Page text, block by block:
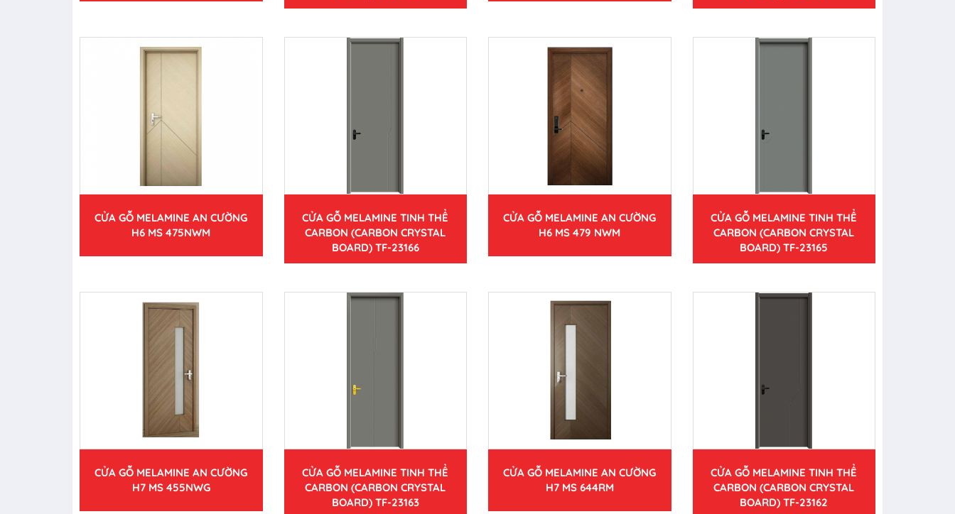
CỬA GỖ MELAMINE AN CƯỜNG
H6 MS 475NWM
CỬA GỖ MELAMINE TINH THỂ
CARBON (CARBON CRYSTAL
BOARD) TF-23166
CỬA GỖ MELAMINE AN CƯỜNG
H6 MS 479 NWM
CỬA GỖ MELAMINE TINH THỂ
CARBON (CARBON CRYSTAL
BOARD) TF-23165
CỬA GỖ MELAMINE AN CƯỜNG
H7 MS 455NWG
CỬA GỖ MELAMINE TINH THỂ
CARBON (CARBON CRYSTAL
BOARD) TF-23163
CỬA GỖ MELAMINE AN CƯỜNG
H7 MS 644RM
CỬA GỖ MELAMINE TINH THỂ
CARBON (CARBON CRYSTAL
BOARD) TF-23162